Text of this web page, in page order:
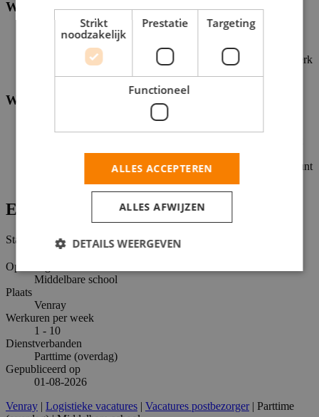
Wie ben jij?
Je bent 15 jaar of ouder
Je hebt zin om te leren en nieuwe dingen te doen
Teamwork geeft jou energie! Want samen maken we het werk
Wat krijg je van ons?
andere activiteiten of verplichtingen
Een fijne werkplek met gezellige collega’s, waar jij jezelf kunt
Extra informatie
Status
Opleidingsniveaus
Middelbare school
Plaats
Venray
Werkuren per week
1 - 10
Dienstverbanden
Parttime (overdag)
Gepubliceerd op
01-08-2026
Venray | Logistieke vacatures | Vacatures postbezorger| Parttime
Strikt
noodzakelijk
Prestatie Targeting
Functioneel
ALLES ACCEPTEREN
ALLES AFWIJZEN
DETAILS WEERGEVEN